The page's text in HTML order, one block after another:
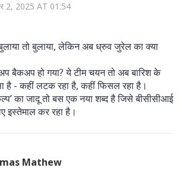
2, 2025 AT 01:54
तो बुलाया, लेकिन अब ध्रुव जुरेल का क्या
बैकअप हो गया? ये टीम चयन तो अब बारिश के
है - कहीं लटक रहा है, कहीं फिसल रहा है।
का जादू तो बस एक नया शब्द है जिसे बीसीसीआई
इस्तेमाल कर रहा है।
Mathew